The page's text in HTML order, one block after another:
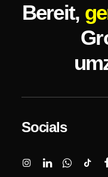
Bereit,
Socials